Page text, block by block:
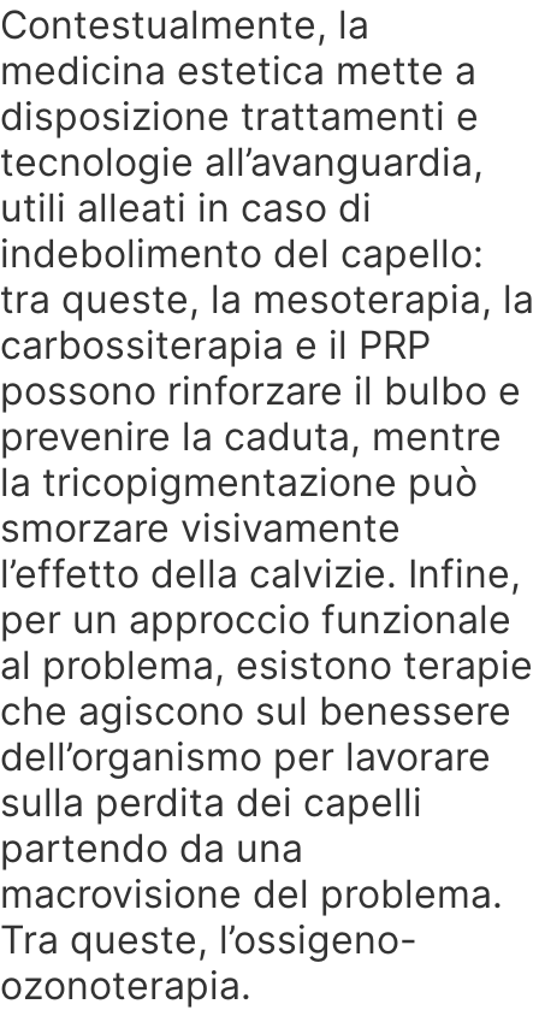
Contestualmente, la
medicina estetica mette a
disposizione trattamenti e
tecnologie all’avanguardia,
utili alleati in caso di
indebolimento del capello:
tra queste, la mesoterapia, la
carbossiterapia e il PRP
possono rinforzare il bulbo e
prevenire la caduta, mentre
la tricopigmentazione può
smorzare visivamente
l’effetto della calvizie. Infine,
per un approccio funzionale
al problema, esistono terapie
che agiscono sul benessere
dell’organismo per lavorare
sulla perdita dei capelli
partendo da una
macrovisione del problema.
Tra queste, l’ossigeno-
ozonoterapia.